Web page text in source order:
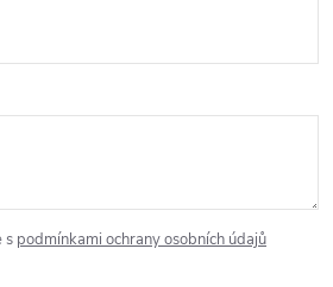
s podmínkami ochrany osobních údajů